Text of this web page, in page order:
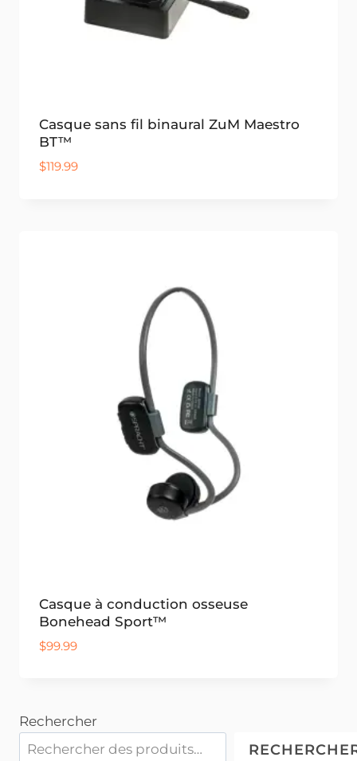
Casque sans fil binaural ZuM Maestro
BT™
$119.99
Casque à conduction osseuse
Bonehead Sport™
$99.99
Rechercher